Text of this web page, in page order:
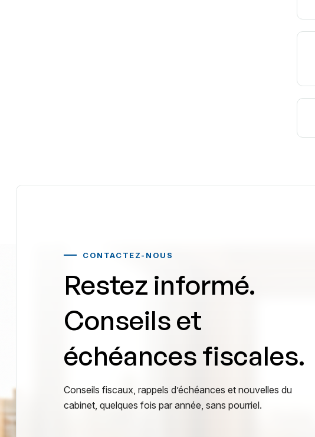
CONTACTEZ-NOUS
Restez informé.
Conseils et
échéances fiscales.
Conseils fiscaux, rappels d’échéances et nouvelles du
cabinet, quelques fois par année, sans pourriel.